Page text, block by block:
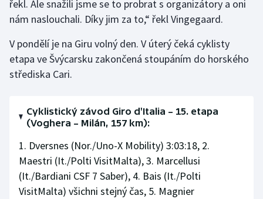
Short track
Sportovní střelba
Stolní tenis
Triatlon
Vodní slalom
Volejbal
řekl. Ale snažili jsme se to probrat s organizátory a oni
nám naslouchali. Díky jim za to,“ řekl Vingegaard.
V pondělí je na Giru volný den. V úterý čeká cyklisty
etapa ve Švýcarsku zakončená stoupáním do horského
střediska Cari.
Cyklistický závod Giro d'Italia – 15. etapa
(Voghera – Milán, 157 km):
1. Dversnes (Nor./Uno-X Mobility) 3:03:18, 2.
Maestri (It./Polti VisitMalta), 3. Marcellusi
(It./Bardiani CSF 7 Saber), 4. Bais (It./Polti
VisitMalta) všichni stejný čas, 5. Magnier